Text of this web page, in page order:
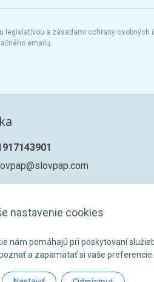
nastavenie cookies
nám pomáhajú pri poskytovaní
a zapamätať si vaše preferencie.
a zásadami ochrany
emailu.